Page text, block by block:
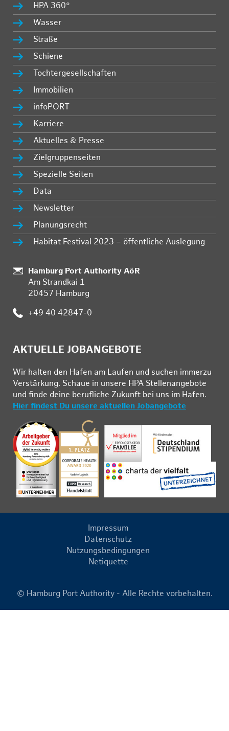
HPA 360°
Wasser
Straße
Schiene
Tochtergesellschaften
Immobilien
infoPORT
Karriere
Aktuelles & Presse
Zielgruppenseiten
Spezielle Seiten
Data
Newsletter
Planungsrecht
Habitat Festival 2023 – öffentliche Auslegung
Standort:
Hamburg Port Authority AöR
Am Strandkai 1
20457 Hamburg
Telefon:
+49 40 42847-0
AKTUELLE JOBANGEBOTE
Wir hal­ten den Ha­fen am Lau­fen und su­chen im­mer­zu
Ver­stär­kung. Schau­e in un­se­re HPA Stel­len­an­ge­bo­te
und fin­de deine be­ruf­li­che Zu­kunft bei uns im Ha­fen.
Hier findest Du unsere aktuellen Jobangebote
Impressum
Datenschutz
Nutzungsbedingungen
Netiquette
© Hamburg Port Authority - Alle Rechte vorbehalten.